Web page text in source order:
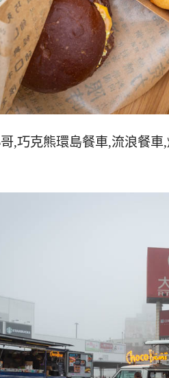
,巧克熊環島餐車,流浪餐